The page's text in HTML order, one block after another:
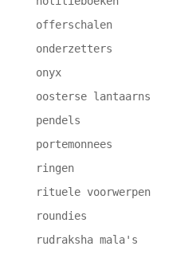
offerschalen
onderzetters
onyx
oosterse lantaarns
pendels
portemonnees
ringen
rituele voorwerpen
roundies
rudraksha mala's